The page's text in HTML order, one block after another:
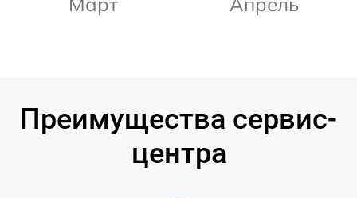
Преимущества сервис-
центра